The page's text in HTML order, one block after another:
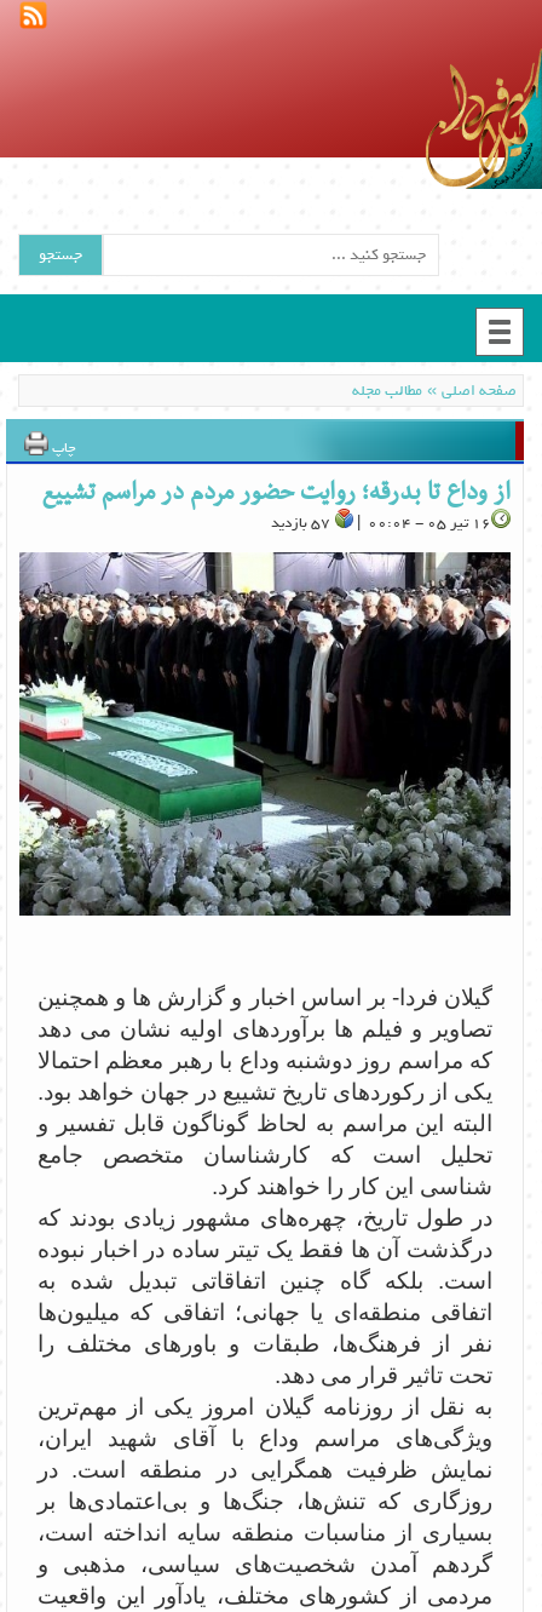
جستجو
صفحه اصلی»مطالب مجله
چاپ
از وداع تا بدرقه؛ روایت حضور مردم در مراسم تشییع
16 تیر 05 - 00:04 |
گیلان فردا- بر اساس اخبار و گزارش ها و همچنین
تصاویر و فیلم ها برآوردهای اولیه نشان می دهد
که مراسم روز دوشنبه وداع با رهبر معظم احتمالا
یکی از رکوردهای تاریخ تشییع در جهان خواهد بود.
البته این مراسم به لحاظ گوناگون قابل تفسیر و
تحلیل است که کارشناسان متخصص جامع
شناسی این کار را خواهند کرد.
در طول تاریخ، چهره‌های مشهور زیادی بودند که
درگذشت آن ها فقط یک تیتر ساده در اخبار نبوده
است. بلکه گاه چنین اتفاقاتی تبدیل شده به
اتفاقی منطقه‌ای یا جهانی؛ اتفاقی که میلیون‌ها
نفر از فرهنگ‌ها، طبقات و باورهای مختلف را
تحت تاثیر قرار می دهد.
به نقل از روزنامه گیلان امروز یکی از مهم‌ترین
ویژگی‌های مراسم وداع با آقای شهید ایران،
نمایش ظرفیت همگرایی در منطقه است. در
روزگاری که تنش‌ها، جنگ‌ها و بی‌اعتمادی‌ها بر
بسیاری از مناسبات منطقه سایه انداخته است،
گردهم آمدن شخصیت‌های سیاسی، مذهبی و
مردمی از کشورهای مختلف، یادآور این واقعیت